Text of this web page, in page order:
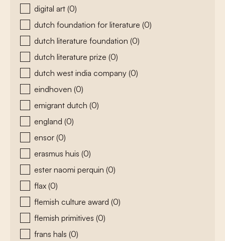
digital art (0)
dutch foundation for literature (0)
dutch literature foundation (0)
dutch literature prize (0)
dutch west india company (0)
eindhoven (0)
emigrant dutch (0)
england (0)
ensor (0)
erasmus huis (0)
ester naomi perquin (0)
flax (0)
flemish culture award (0)
flemish primitives (0)
frans hals (0)